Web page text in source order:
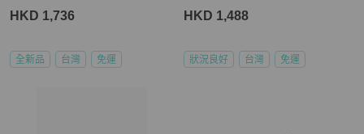
HKD 1,736
全新品 台灣 免運
HKD 1,488
狀況良好 台灣 免運